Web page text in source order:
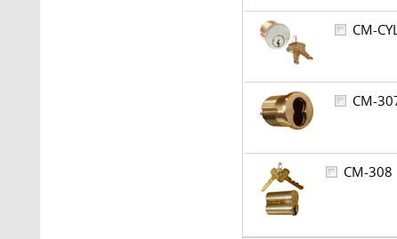
CM-
CM-
CM-308